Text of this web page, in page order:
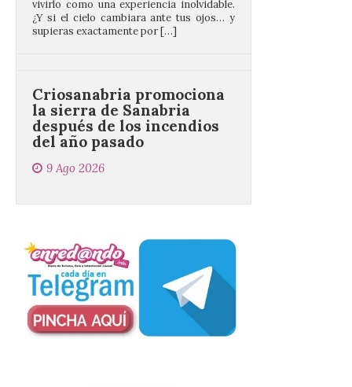
después de los incendios
del año pasado
9 Ago 2026
hacer una cima acudan a
de este modo también se colabora con el
comercio local sanabrés después de los
graves incendios de 2025. […]
Nace GEO-Arena: un